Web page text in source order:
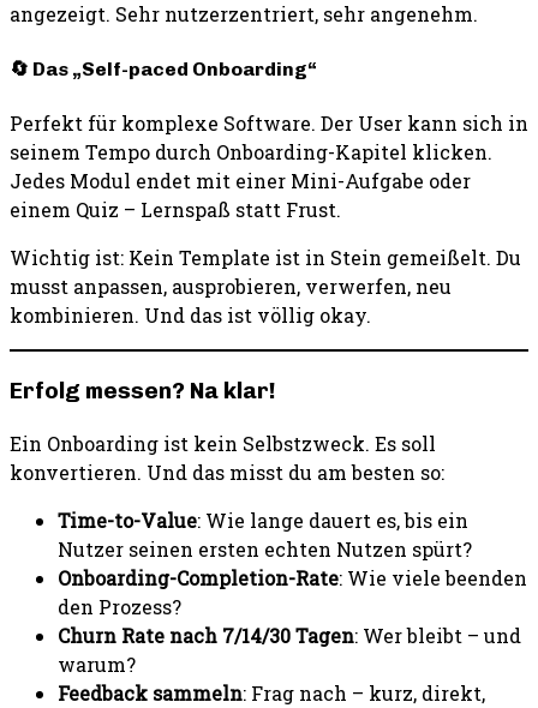
angezeigt. Sehr nutzerzentriert, sehr angenehm.
🔄 Das „Self-paced Onboarding“
Perfekt für komplexe Software. Der User kann sich in
seinem Tempo durch Onboarding-Kapitel klicken.
Jedes Modul endet mit einer Mini-Aufgabe oder
einem Quiz – Lernspaß statt Frust.
Wichtig ist: Kein Template ist in Stein gemeißelt. Du
musst anpassen, ausprobieren, verwerfen, neu
kombinieren. Und das ist völlig okay.
Erfolg messen? Na klar!
Ein Onboarding ist kein Selbstzweck. Es soll
konvertieren. Und das misst du am besten so:
Time-to-Value: Wie lange dauert es, bis ein
Nutzer seinen ersten echten Nutzen spürt?
Onboarding-Completion-Rate: Wie viele beenden
den Prozess?
Churn Rate nach 7/14/30 Tagen: Wer bleibt – und
warum?
Feedback sammeln: Frag nach – kurz, direkt,